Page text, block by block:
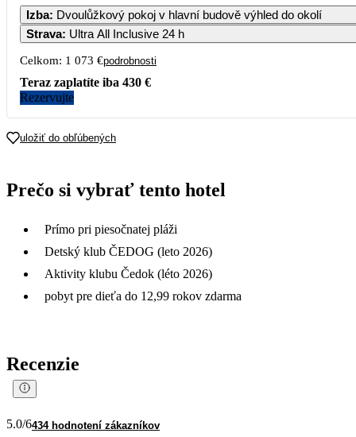
623 803
19 20 21 22 23
Izba: Dvoulůžkový pokoj v hlavní budově výhled do okolí
Strava: Ultra All Inclusive 24 h
Celkom: 1 073 €podrobnosti
Teraz zaplatíte iba 430 €
Rezervujte
uložiť do obľúbených
Prečo si vybrať tento hotel
Prímo pri piesočnatej pláži
Detský klub ČEDOG (leto 2026)
Aktivity klubu Čedok (léto 2026)
pobyt pre dieťa do 12,99 rokov zdarma
Recenzie
5.0/6434 hodnotení zákazníkov